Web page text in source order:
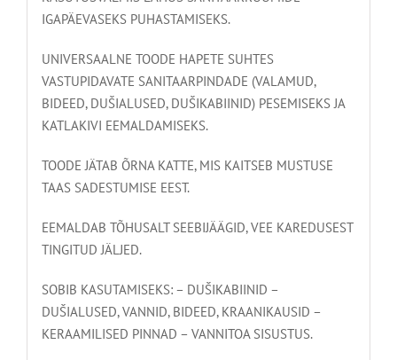
IGAPÄEVASEKS PUHASTAMISEKS.
UNIVERSAALNE TOODE HAPETE SUHTES
VASTUPIDAVATE SANITAARPINDADE (VALAMUD,
BIDEED, DUŠIALUSED, DUŠIKABIINID) PESEMISEKS JA
KATLAKIVI EEMALDAMISEKS.
TOODE JÄTAB ÕRNA KATTE, MIS KAITSEB MUSTUSE
TAAS SADESTUMISE EEST.
EEMALDAB TÕHUSALT SEEBIJÄÄGID, VEE KAREDUSEST
TINGITUD JÄLJED.
SOBIB KASUTAMISEKS: – DUŠIKABIINID –
DUŠIALUSED, VANNID, BIDEED, KRAANIKAUSID –
KERAAMILISED PINNAD – VANNITOA SISUSTUS.